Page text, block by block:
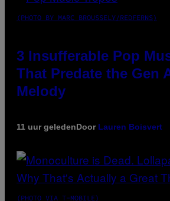
(PHOTO BY MARC BROUSSELY/REDFERNS)
3 Insufferable Pop
That Predate the Gen
Melody
11 uur geledenDoor Lauren Boisvert
(PHOTO VIA T-MOBILE)